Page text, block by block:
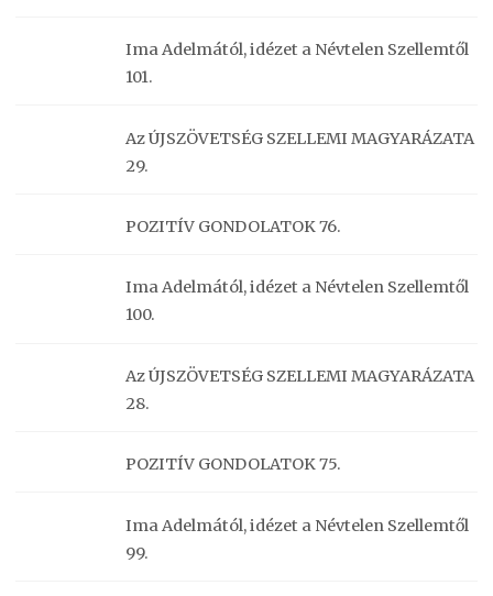
Ima Adelmától, idézet a Névtelen Szellemtől
101.
Az ÚJSZÖVETSÉG SZELLEMI MAGYARÁZATA
29.
POZITÍV GONDOLATOK 76.
Ima Adelmától, idézet a Névtelen Szellemtől
100.
Az ÚJSZÖVETSÉG SZELLEMI MAGYARÁZATA
28.
POZITÍV GONDOLATOK 75.
Ima Adelmától, idézet a Névtelen Szellemtől
99.